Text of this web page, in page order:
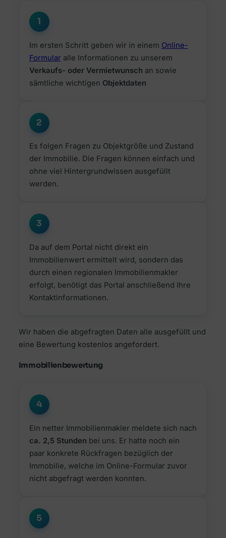
1
Im ersten Schritt geben wir in einem Online-
Formular alle Informationen zu unserem
Verkaufs- oder Vermietwunsch an sowie
sämtliche wichtigen Objektdaten
2
Es folgen Fragen zu Objektgröße und Zustand
der Immobilie. Die Fragen können einfach und
ohne viel Hintergrundwissen ausgefüllt
werden.
3
Da auf dem Portal nicht direkt ein
Immobilienwert ermittelt wird, sondern das
durch einen regionalen Immobilienmakler
erfolgt, benötigt das Portal anschließend Ihre
Kontaktinformationen.
Wir haben die abgefragten Daten alle ausgefüllt und
eine Bewertung kostenlos angefordert.
Immobilienbewertung
4
Ein netter Immobilienmakler meldete sich nach
ca. 2,5 Stunden bei uns. Er hatte noch ein
paar konkrete Rückfragen bezüglich der
Immobilie, welche im Online-Formular zuvor
nicht abgefragt werden konnten.
5